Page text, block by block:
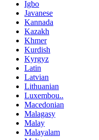
Igbo
Javanese
Kannada
Kazakh
Khmer
Kurdish
Kyrgyz
Latin
Latvian
Lithuanian
Luxembou..
Macedonian
Malagasy
Malay
Malayalam